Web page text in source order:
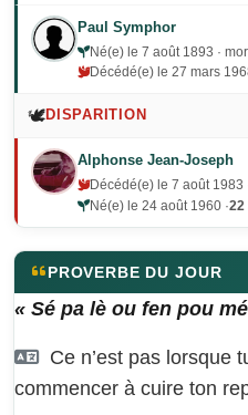
Paul Symphor
Né(e) le 7 août 1893 ·
Décédé(e) le 27 mars
🕊️DISPARITION
Alphonse Jean-Joseph
Décédé(e) le 7 août 1983
Né(e) le 24 août 1960 ·22
PROVERBE DU JOUR
« Sé pa lè ou fen pou
Ce n’est pas lorsque
commencer à cuire ton